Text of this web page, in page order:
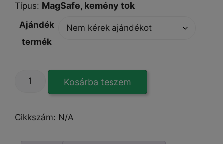
Típus: MagSafe, kemény tok
Ajándék
termék
Glacier
iPhone
Kosárba teszem
Cikkszám: N/A